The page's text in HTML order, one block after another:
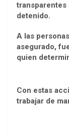
transparentes
detenido.
A las
asegurado,
quien
Con estas
trabajar de